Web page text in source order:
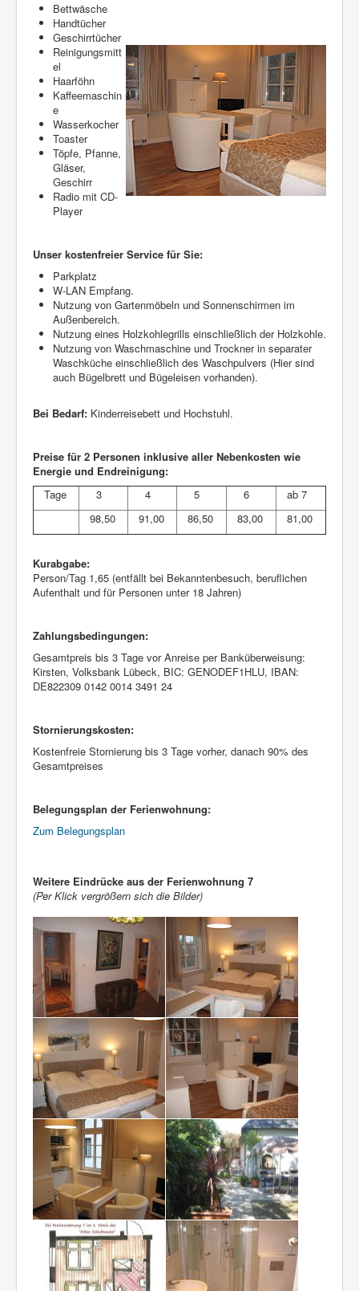
Bettwäsche
Handtücher
Geschirrtücher
Reinigungsmitt
el
Haarföhn
Kaffeemaschin
e
Wasserkocher
Toaster
Töpfe, Pfanne,
Gläser,
Geschirr
Radio mit CD-
Player
Unser kostenfreier Service für Sie:
Parkplatz
W-LAN Empfang.
Nutzung von Gartenmöbeln und Sonnenschirmen im
Außenbereich.
Nutzung eines Holzkohlegrills einschließlich der Holzkohle.
Nutzung von Waschmaschine und Trockner in separater
Waschküche einschließlich des Waschpulvers (Hier sind
auch Bügelbrett und Bügeleisen vorhanden).
Bei Bedarf: Kinderreisebett und Hochstuhl.
Preise für 2 Personen inklusive aller Nebenkosten wie
Energie und Endreinigung:
Tage
3 4 5 6
ab 7
98,50
91,00 86,50 83,00 81,00
Kurabgabe:
Person/Tag 1,65 (entfällt bei Bekanntenbesuch, beruflichen
Aufenthalt und für Personen unter 18 Jahren)
Zahlungsbedingungen:
Gesamtpreis bis 3 Tage vor Anreise per Banküberweisung:
Kirsten, Volksbank Lübeck, BIC: GENODEF1HLU, IBAN:
DE822309 0142 0014 3491 24
Stornierungskosten:
Kostenfreie Stornierung bis 3 Tage vorher, danach 90% des
Gesamtpreises
Belegungsplan der Ferienwohnung:
Zum Belegungsplan
Weitere Eindrücke aus der Ferienwohnung 7
(Per Klick vergrößern sich die Bilder)